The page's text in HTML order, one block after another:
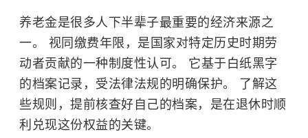
养老金是很多人下半辈子最重要的经济来源之
一。 视同缴费年限，是国家对特定历史时期劳
动者贡献的一种制度性认可。 它基于白纸黑字
的档案记录，受法律法规的明确保护。 了解这
些规则，提前核查好自己的档案，是在退休时顺
利兑现这份权益的关键。